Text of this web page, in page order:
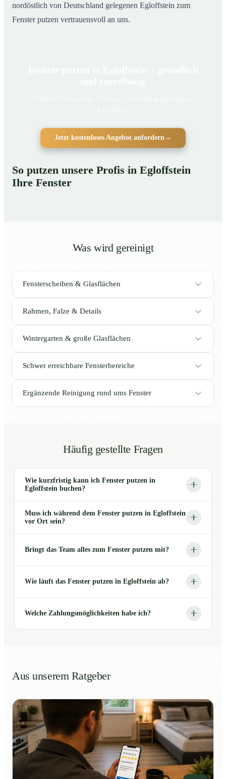
nordöstlich von Deutschland gelegenen Egloffstein zum
Fenster putzen vertrauensvoll an uns.
Jetzt kostenloses Angebot anfordern →
So putzen unsere Profis in Egloffstein
Ihre Fenster
Was wird gereinigt
Fensterscheiben & Glasflächen
Rahmen, Falze & Details
Wintergarten & große Glasflächen
Schwer erreichbare Fensterbereiche
Ergänzende Reinigung rund ums Fenster
Häufig gestellte Fragen
Wie kurzfristig kann ich Fenster putzen in
Egloffstein buchen?
Muss ich während dem Fenster putzen in Egloffstein
vor Ort sein?
Bringt das Team alles zum Fenster putzen mit?
Wie läuft das Fenster putzen in Egloffstein ab?
Welche Zahlungsmöglichkeiten habe ich?
Aus unserem Ratgeber